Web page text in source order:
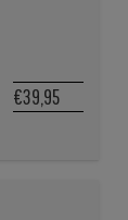
€39,95